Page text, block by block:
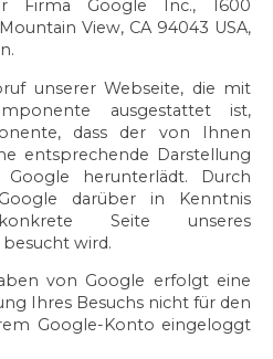
Firma Google Inc., 1600
View, CA 94043 USA,
unserer Webseite, die mit
ausgestattet ist,
dass der von Ihnen
entsprechende Darstellung
herunterlädt. Durch
darüber in Kenntnis
Seite unseres
wird.
von Google erfolgt eine
Ihres Besuchs nicht für den
Google-Konto eingeloggt